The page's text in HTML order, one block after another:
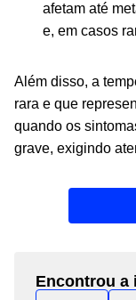
afetam até
e, em casos
Além disso, a
rara e que
quando os
grave, exigindo
Encontrou a